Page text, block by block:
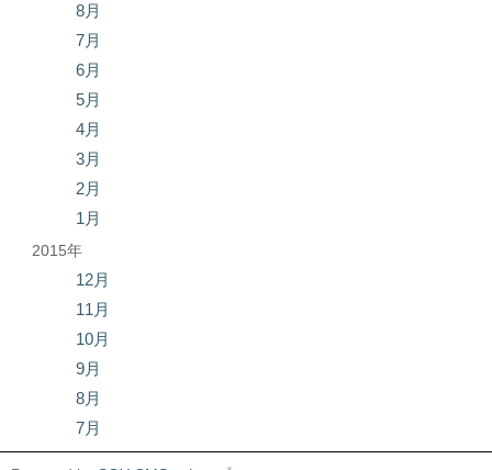
8月
7月
6月
5月
4月
3月
2月
1月
2015年
12月
11月
10月
9月
8月
7月